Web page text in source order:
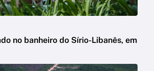
no banheiro do Sírio-Libanês, em